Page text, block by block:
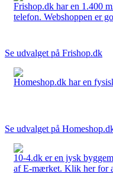
Frishop.dk har en 1.400
telefon. Webshoppen er
Se udvalget på Frishop.dk
Homeshop.dk har en
Se udvalget på
10-4.dk er en jysk
af E-mærket. Klik her for